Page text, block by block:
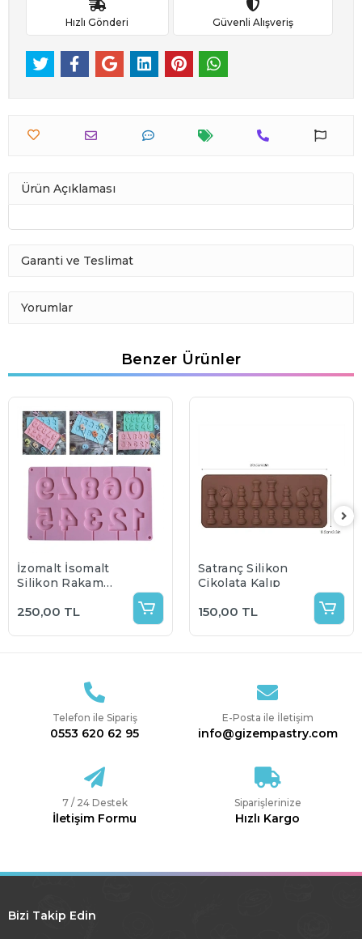
Hızlı Gönderi Güvenli Alışveriş
Ürün Açıklaması
Garanti ve Teslimat
Yorumlar
Benzer Ürünler
İzomalt İsomalt
Silikon Rakam
250,00 TL
Satranç Silikon
Çikolata Kalıp
150,00 TL
Telefon ile Sipariş
0553 620 62 95
E-Posta ile İletişim
info@gizempastry.com
7 / 24 Destek
İletişim Formu
Siparişlerinize
Hızlı Kargo
Bizi Takip Edin